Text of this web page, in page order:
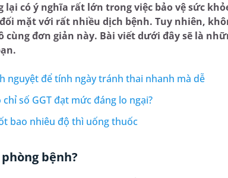
có ý nghĩa rất lớn trong việc bảo vệ sức
mặt với rất nhiều dịch bệnh. Tuy nhiên,
đơn giản này. Bài viết dưới đây sẽ là
nguyệt để tính ngày tránh thai nhanh mà dễ
chỉ số GGT đạt mức đáng lo ngại?
bao nhiêu độ thì uống thuốc
bệnh?